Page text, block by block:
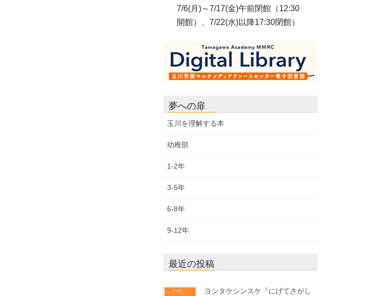
7/6(月)～7/17(金)午前閉館（12:30
開館）、7/22(水)以降17:30閉館）
夢への扉
玉川を理解する本
幼稚部
1-2年
3-5年
6-8年
9-12年
最近の投稿
ヨシタケシンスケ『にげてさがし